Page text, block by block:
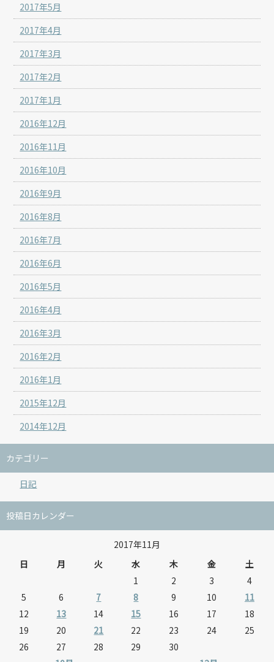
2017年5月
2017年4月
2017年3月
2017年2月
2017年1月
2016年12月
2016年11月
2016年10月
2016年9月
2016年8月
2016年7月
2016年6月
2016年5月
2016年4月
2016年3月
2016年2月
2016年1月
2015年12月
2014年12月
カテゴリー
日記
投稿日カレンダー
2017年11月
日
月 火 水 木 金 土
1 2 3
4
5
6 7 8 9 10
11
12
13 14 15 16 17
18
19
20 21 22 23 24
25
26
27 28 29 30